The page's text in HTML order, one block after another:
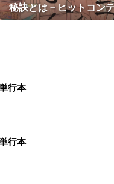
秘訣とは－ヒットコン
行本
行本